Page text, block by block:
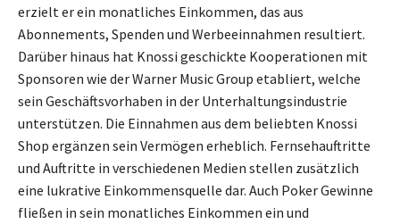
erzielt er ein monatliches Einkommen, das aus
Abonnements, Spenden und Werbeeinnahmen resultiert.
Darüber hinaus hat Knossi geschickte Kooperationen mit
Sponsoren wie der Warner Music Group etabliert, welche
sein Geschäftsvorhaben in der Unterhaltungsindustrie
unterstützen. Die Einnahmen aus dem beliebten Knossi
Shop ergänzen sein Vermögen erheblich. Fernsehauftritte
und Auftritte in verschiedenen Medien stellen zusätzlich
eine lukrative Einkommensquelle dar. Auch Poker Gewinne
fließen in sein monatliches Einkommen ein und